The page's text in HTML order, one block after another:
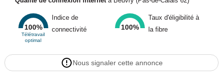
100%
Télétravail
optimal
Indice de
connectivité
100%
Taux d'éligibilité à
la fibre
Nous signaler cette annonce